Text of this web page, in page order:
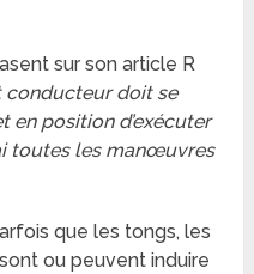
sur son article R
conducteur doit se
en position d’exécuter
toutes les manœuvres
que les tongs, les
ou peuvent induire